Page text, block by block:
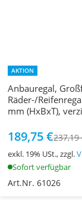
AKTION
Anbauregal,
Räder-/
mm (HxBxT),
189,75 €237,19
exkl. 19% USt., zzgl.
Sofort verfügbar
Art.Nr. 61026